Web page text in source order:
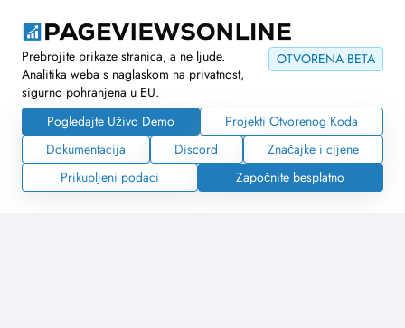
OTVORENA BETA
Prebrojite prikaze stranica, a ne ljude.
Analitika weba s naglaskom na privatnost,
sigurno pohranjena u EU.
Pogledajte Uživo Demo
Projekti Otvorenog Koda
Dokumentacija
Discord
Značajke i cijene
Prikupljeni podaci
Započnite besplatno